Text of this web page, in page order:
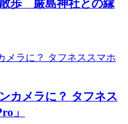
歩 厳島神社との縁
カメラに？ タフネス
」